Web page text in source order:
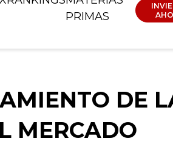
PRIMAS
DE
MERCADO